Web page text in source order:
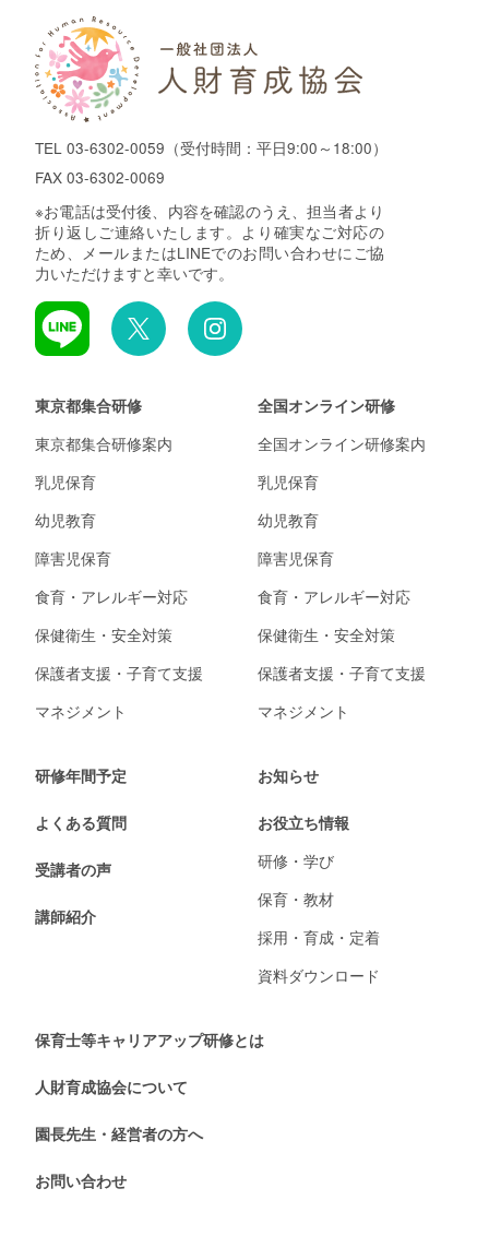
TEL 03-6302-0059 （受付時間：平日9:00～18:00）
FAX 03-6302-0069
※お電話は受付後、内容を確認のうえ、担当者より
折り返しご連絡いたします。より確実なご対応の
ため、メールまたはLINEでのお問い合わせにご協
力いただけますと幸いです。
東京都集合研修
東京都集合研修案内
乳児保育
幼児教育
障害児保育
食育・アレルギー対応
保健衛生・安全対策
保護者支援・子育て支援
マネジメント
全国オンライン研修
全国オンライン研修案内
乳児保育
幼児教育
障害児保育
食育・アレルギー対応
保健衛生・安全対策
保護者支援・子育て支援
マネジメント
研修年間予定
よくある質問
受講者の声
講師紹介
お知らせ
お役立ち情報
研修・学び
保育・教材
採用・育成・定着
資料ダウンロード
保育士等キャリアアップ研修とは
人財育成協会について
園長先生・経営者の方へ
お問い合わせ